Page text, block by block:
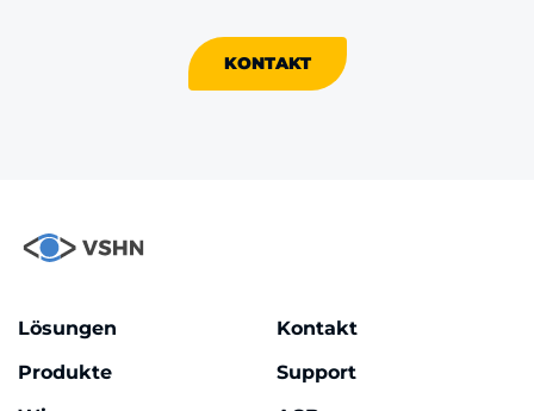
KONTAKT
Lösungen
Produkte
Kontakt
Support